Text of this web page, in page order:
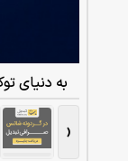
به دنیای
‹